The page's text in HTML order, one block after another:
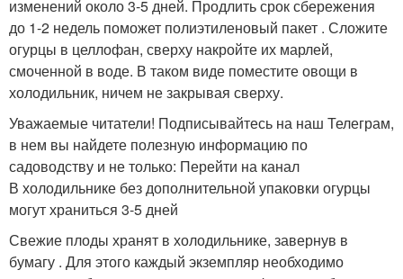
изменений около 3-5 дней. Продлить срок сбережения
до 1-2 недель поможет полиэтиленовый пакет . Сложите
огурцы в целлофан, сверху накройте их марлей,
смоченной в воде. В таком виде поместите овощи в
холодильник, ничем не закрывая сверху.
Уважаемые читатели! Подписывайтесь на наш Телеграм,
в нем вы найдете полезную информацию по
садоводству и не только: Перейти на канал
В холодильнике без дополнительной упаковки огурцы
могут храниться 3-5 дней
Свежие плоды хранят в холодильнике, завернув в
бумагу . Для этого каждый экземпляр необходимо